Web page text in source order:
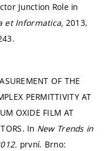
Junction Role in
et Informatica, 2013,
OF THE
PERMITTIVITY AT
OXIDE FILM AT
In New Trends in
první. Brno: